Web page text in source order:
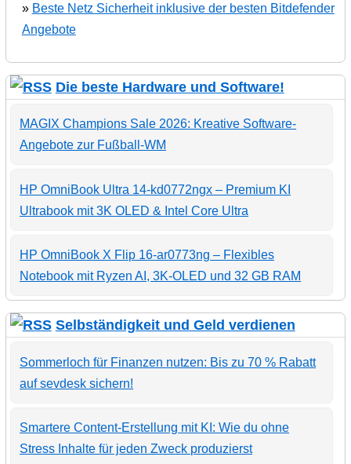
» Beste Netz Sicherheit inklusive der besten Bitdefender
Angebote
Die beste Hardware und Software!
MAGIX Champions Sale 2026: Kreative Software-
Angebote zur Fußball-WM
HP OmniBook Ultra 14-kd0772ngx – Premium KI
Ultrabook mit 3K OLED & Intel Core Ultra
HP OmniBook X Flip 16-ar0773ng – Flexibles
Notebook mit Ryzen AI, 3K-OLED und 32 GB RAM
Selbständigkeit und Geld verdienen
Sommerloch für Finanzen nutzen: Bis zu 70 % Rabatt
auf sevdesk sichern!
Smartere Content-Erstellung mit KI: Wie du ohne
Stress Inhalte für jeden Zweck produzierst